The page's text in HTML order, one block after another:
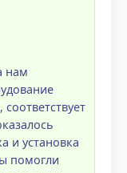
нам
и установка
помогли